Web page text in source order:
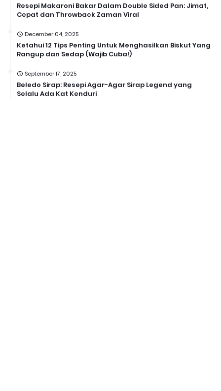
Resepi Makaroni Bakar Dalam Double Sided Pan: Jimat,
Cepat dan Throwback Zaman Viral
December 04, 2025
Ketahui 12 Tips Penting Untuk Menghasilkan Biskut Yang
Rangup dan Sedap (Wajib Cuba!)
September 17, 2025
Beledo Sirap: Resepi Agar-Agar Sirap Legend yang
Selalu Ada Kat Kenduri